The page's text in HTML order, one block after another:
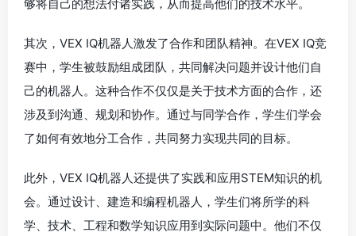
够将自己的想法付诸实践，从而提高他们的技术水平。
其次，VEX IQ机器人激发了合作和团队精神。在VEX IQ竞
赛中，学生被鼓励组成团队，共同解决问题并设计他们自
己的机器人。这种合作不仅仅是关于技术方面的合作，还
涉及到沟通、规划和协作。通过与同学合作，学生们学会
了如何有效地分工合作，共同努力实现共同的目标。
此外，VEX IQ机器人还提供了实践和应用STEM知识的机
会。通过设计、建造和编程机器人，学生们将所学的科
学、技术、工程和数学知识应用到实际问题中。他们不仅